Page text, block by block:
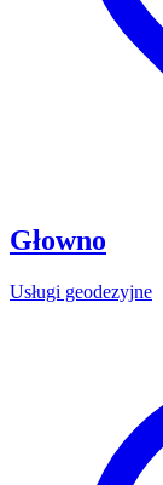
Głowno
Usługi geodezyjne